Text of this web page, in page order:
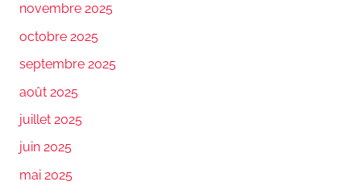
novembre 2025
octobre 2025
septembre 2025
août 2025
juillet 2025
juin 2025
mai 2025